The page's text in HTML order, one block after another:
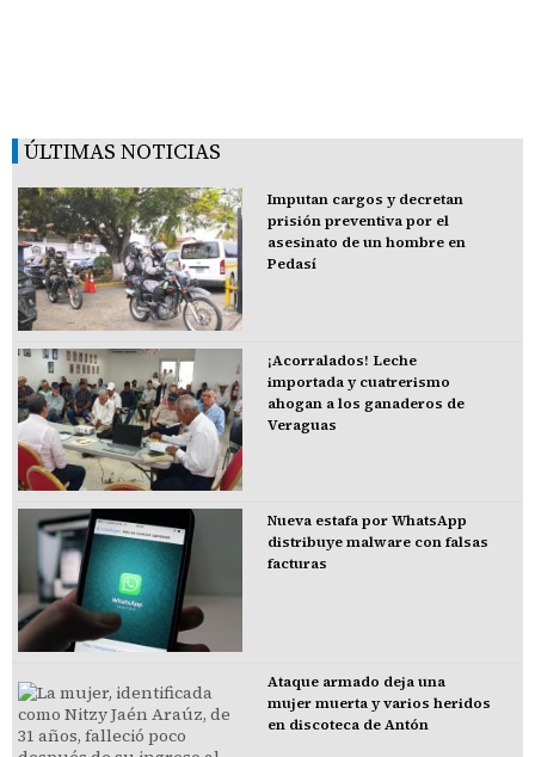
ÚLTIMAS NOTICIAS
Imputan cargos y decretan
prisión preventiva por el
asesinato de un hombre en
Pedasí
¡Acorralados! Leche
importada y cuatrerismo
ahogan a los ganaderos de
Veraguas
Nueva estafa por WhatsApp
distribuye malware con falsas
facturas
Ataque armado deja una
mujer muerta y varios heridos
en discoteca de Antón